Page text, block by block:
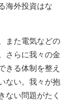
海外投資はな
また電気などの
さらに我々の金
きる体制を整え
ない。我々が抱
ない問題がたく